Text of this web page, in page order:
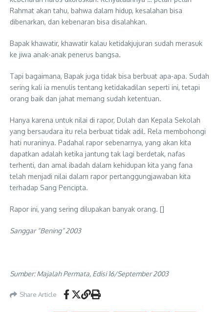
Rahmat akan tahu, bahwa dalam hidup, kesalahan bisa
dibenarkan, dan kebenaran bisa disalahkan.
Bapak khawatir, khawatir kalau ketidakjujuran sudah merasuk
ke jiwa anak-anak penerus bangsa.
Tapi bagaimana, Bapak juga tidak bisa berbuat apa-apa. Sudah
sering kali ia menulis tentang ketidakadilan seperti ini, tetapi
orang baik dan jahat memang sudah ketentuan.
Hanya karena untuk nilai di rapor, Dulah dan Kepala Sekolah
yang bersaudara itu rela berbuat tidak adil. Rela membohongi
hati nuraninya. Padahal rapor sebenarnya, yang akan kita
dapatkan adalah ketika jantung tak lagi berdetak, nafas
terhenti, dan amal ibadah dalam kehidupan kita yang fana
telah menjadi nilai dalam rapor pertanggungjawaban kita
terhadap Sang Pencipta.
Rapor ini, yang sering dilupakan banyak orang. []
Sanggar “Bening” 2003
Sumber: Majalah Permata, Edisi 16/September 2003
Share Article